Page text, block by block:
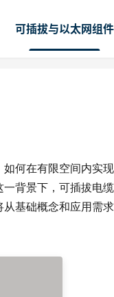
可插拔与以太网组件
如何在有限空间内实现
背景下，可插拔电缆
基础概念和应用需求